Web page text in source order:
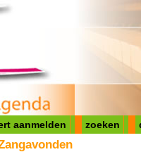
aanmelden zoeken